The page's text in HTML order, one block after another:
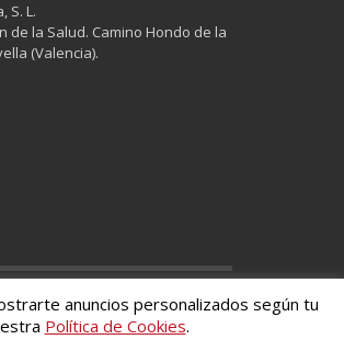
S. L.
de la Salud. Camino Hondo de la
(Valencia).
anuncios personalizados según tu
Política de Cookies.